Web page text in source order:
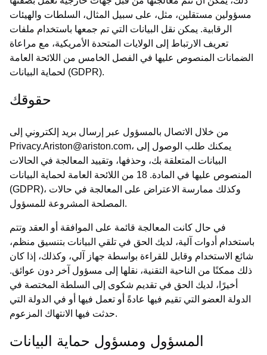
مسؤولين مستقلين، مثل، على سبيل المثال، السلطات والهيئات
الرقابية. يمكن نقل البيانات التي تم جمعها باستخدام ملفات
تعريف الارتباط إلى الولايات المتحدة الأمريكية، مع مراعاة
الضمانات المنصوص عليها في الفصل الخامس من اللائحة العامة
لحماية البيانات (GDPR).
حقوقك
من خلال الاتصال بالمسؤول عبر إرسال بريد إلكتروني إلى
Privacy.Ariston@ariston.com، يمكنك طلب الوصول إلى
البيانات المتعلقة بك، وحذفها، وتقييد المعالجة في الحالات
المنصوص عليها في المادة. 18 من اللائحة العامة لحماية البيانات
(GDPR)، وكذلك ممارسة الاعتراض على المعالجة في حالات
المصلحة المشروعة للمسؤول.
في حال كانت المعالجة قائمة على الموافقة أو العقد وتتم
باستخدام أدوات آلية، لديك الحق في تلقي البيانات بتنسيق منظم،
شائع الاستخدام وقابل للقراءة بواسطة جهاز آلي، وكذلك، إذا كان
ذلك ممكنًا من الناحية التقنية، نقلها إلى مسؤول آخر دون عوائق.
أخيرًا، لديك الحق في تقديم شكوى إلى السلطة المختصة في
الدولة العضو التي تقيم فيها عادةً أو تعمل فيها أو في الدولة التي
حدثت فيها الانتهاك المزعوم.
المسؤول ومسؤول حماية البيانات